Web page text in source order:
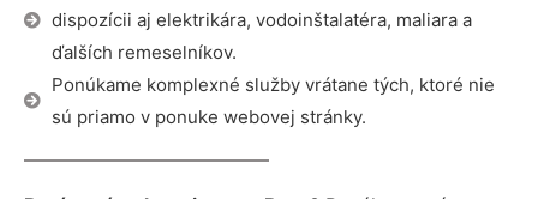
dispozícii aj elektrikára, vodoinštalatéra, maliara a
ďalších remeselníkov.
Ponúkame komplexné služby vrátane tých, ktoré nie
sú priamo v ponuke webovej stránky.